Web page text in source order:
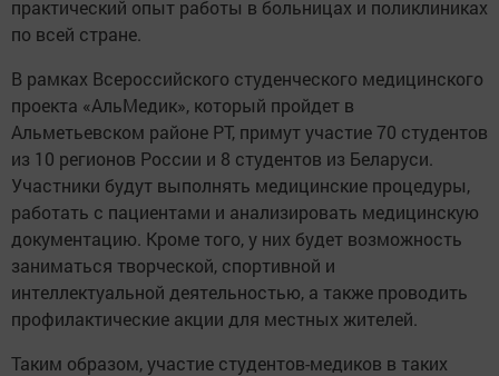
практический опыт работы в больницах и поликлиниках
по всей стране.
В рамках Всероссийского студенческого медицинского
проекта «АльМедик», который пройдет в
Альметьевском районе РТ, примут участие 70 студентов
из 10 регионов России и 8 студентов из Беларуси.
Участники будут выполнять медицинские процедуры,
работать с пациентами и анализировать медицинскую
документацию. Кроме того, у них будет возможность
заниматься творческой, спортивной и
интеллектуальной деятельностью, а также проводить
профилактические акции для местных жителей.
Таким образом, участие студентов-медиков в таких